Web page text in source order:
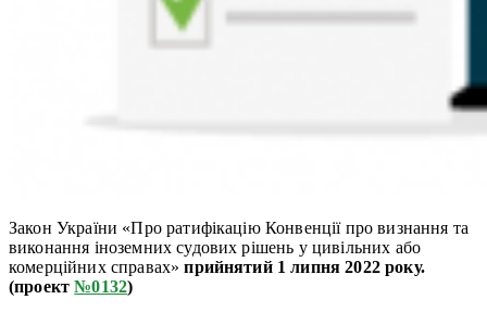
Закон України «Про ратифікацію Конвенції про визнання та
виконання іноземних судових рішень у цивільних або
комерційних справах»прийнятий 1 липня 2022 року.
(проект №0132)